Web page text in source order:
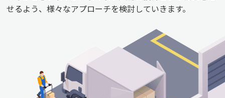
せるよう、様々なアプローチを検討していきます。